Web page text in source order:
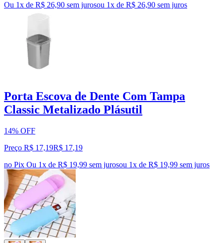
Ou 1x de R$ 26,90 sem jurosou 1x de R$ 26,90 sem juros
Porta Escova de Dente Com Tampa
Classic Metalizado Plásutil
14% OFF
Preço R$ 17,19R$ 17,19
no Pix Ou 1x de R$ 19,99 sem jurosou 1x de R$ 19,99 sem juros